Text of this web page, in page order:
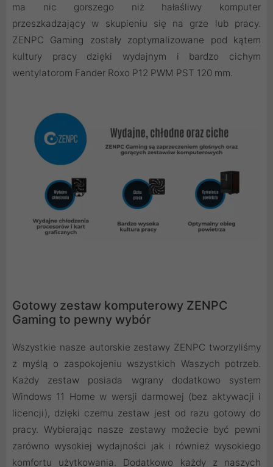
ma nic gorszego niż hałaśliwy komputer
przeszkadzający w skupieniu się na grze lub pracy.
ZENPC Gaming zostały zoptymalizowane pod kątem
kultury pracy dzięki wydajnym i bardzo cichym
wentylatorom Fander Roxo P12 PWM PST 120 mm.
Gotowy zestaw komputerowy ZENPC
Gaming to pewny wybór
Wszystkie nasze autorskie zestawy ZENPC tworzyliśmy
z myślą o zaspokojeniu wszystkich Waszych potrzeb.
Każdy zestaw posiada wgrany dodatkowo system
Windows 11 Home w wersji darmowej (bez aktywacji i
licencji), dzięki czemu zestaw jest od razu gotowy do
pracy. Wybierając nasze zestawy możecie być pewni
zarówno wysokiej wydajności jak i również wysokiego
komfortu użytkowania. Dodatkowo każdy z naszych